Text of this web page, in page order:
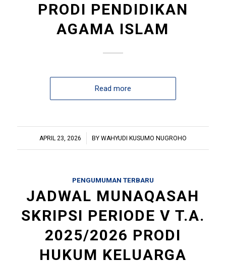
PRODI PENDIDIKAN
AGAMA ISLAM
Read more
APRIL 23, 2026
/ BY WAHYUDI KUSUMO NUGROHO
PENGUMUMAN TERBARU
JADWAL MUNAQASAH
SKRIPSI PERIODE V T.A.
2025/2026 PRODI
HUKUM KELUARGA